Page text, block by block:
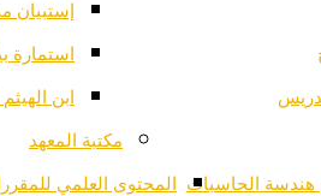
هندسة الحاسبات
إستبيان
استمارة
ابن
مكتبة المعهد
المحتوى العلمي